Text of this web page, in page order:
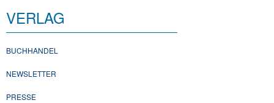
VERLAG
BUCHHANDEL
NEWSLETTER
PRESSE